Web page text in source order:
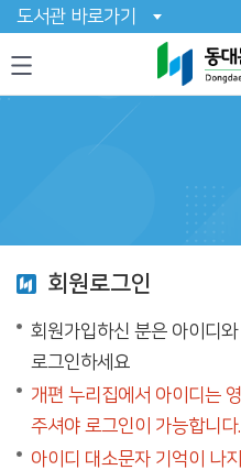
도서관 바로가기
회원로그인
회원가입하신 분은 아이디
로그인하세요
개편 누리집에서 아이디는
주셔야 로그인이 가능합니다.
아이디 대소문자 기억이 나